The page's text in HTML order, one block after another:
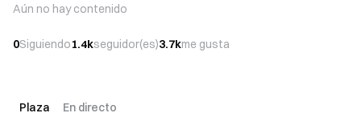
Aún no hay contenido
0Siguiendo1.4kseguidor(es)3.7kme gusta
Plaza En directo